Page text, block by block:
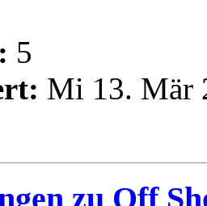
5
Mi 13. Mär
zu Off